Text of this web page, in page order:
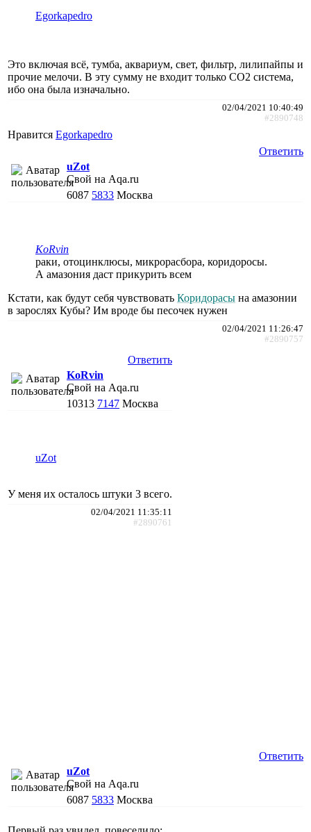
Egorkapedro
Это включая всё, тумба, аквариум, свет, фильтр, лилипайпы и
прочие мелочи. В эту сумму не входит только СО2 система,
ибо она была изначально.
02/04/2021 10:40:49
#2890748
Нравится Egorkapedro
Ответить
uZot
Свой на Aqa.ru
6087 5833 Москва
KoRvin
раки, отоцинклюсы, микрорасбора, коридоросы.
А амазония даст прикурить всем
Кстати, как будут себя чувствовать Коридорасы на амазонии
в зарослях Кубы? Им вроде бы песочек нужен
02/04/2021 11:26:47
#2890757
Ответить
KoRvin
Свой на Aqa.ru
10313 7147 Москва
uZot
У меня их осталось штуки 3 всего.
02/04/2021 11:35:11
#2890761
Ответить
uZot
Свой на Aqa.ru
6087 5833 Москва